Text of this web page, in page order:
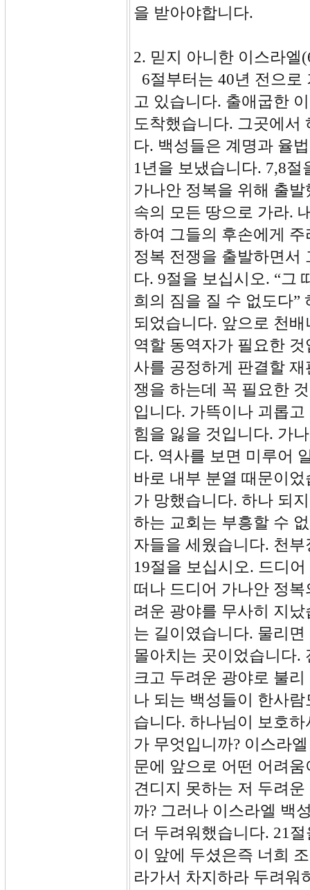
을 받아야합니다.
2. 믿지 아니한 이스라엘
6절부터는 40년 전으
고 있습니다. 출애굽한
도착했습니다. 그곳에서
다. 백성들은 계명과 율
1년을 보냈습니다. 7,8
가나안 정복을 위해 출
속의 모든 땅으로 가라.
하여 그들의 후손에게
정복 전쟁을 출발하면서
다. 9절을 보십시오. “그
희의 짐을 질 수 없도다”
되었습니다. 앞으로 천
역할 동역자가 필요한
사를 공정하게 판결할
쟁을 하는데 꼭 필요한
입니다. 가뜩이나 괴롭
힘을 잃을 것입니다. 가
다. 역사를 보면 미루어
바로 내부 분열 때문이
가 망했습니다. 하나 되
하는 교회는 부흥할 수
자들을 세웠습니다. 천
19절을 보십시오. 드디
떠나 드디어 가나안 정
려운 광야를 무사히 지
는 길이였습니다. 물리
몰아치는 곳이었습니다.
크고 두려운 광야로 불
나 되는 백성들이 한사
습니다. 하나님이 보호
가 무엇입니까? 이스라
문에 앞으로 어떤 어려
견디지 못하는 저 두려
까? 그러나 이스라엘 백
더 두려워했습니다. 21
이 앞에 두셨은즉 너희
라가서 차지하라 두려워